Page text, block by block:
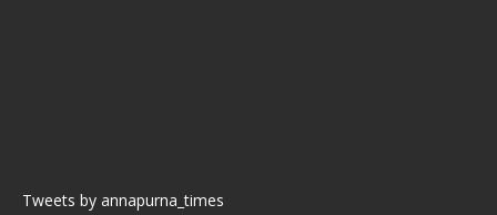
Tweets by annapurna_times